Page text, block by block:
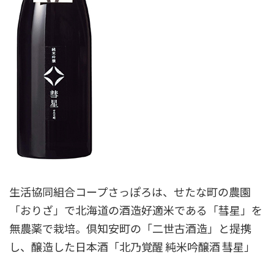
生活協同組合コープさっぽろは、せたな町の農園
「おりざ」で北海道の酒造好適米である「彗星」を
無農薬で栽培。倶知安町の「二世古酒造」と提携
し、醸造した日本酒「北乃覚醒 純米吟醸酒 彗星」